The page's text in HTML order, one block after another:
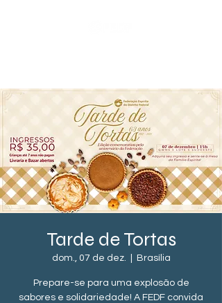
Tarde de Tortas
dom., 07 de dez. Brasília
Prepare-se para uma explosão de
sabores e solidariedade! A FEDF convida